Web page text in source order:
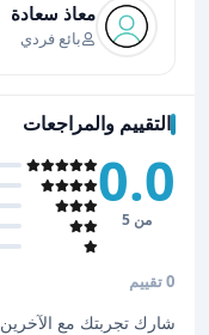
معاذ سعادة
بائع فردي
التقييم والمراجعات
0.0
من 5
0 تقييم
شارك تجربتك مع الآخرين